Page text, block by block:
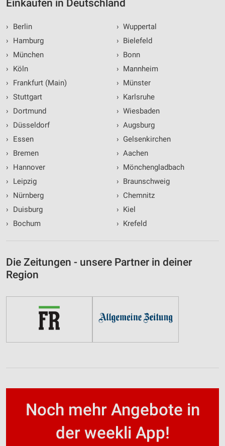
Einkaufen in Deutschland
›
Berlin
›
Hamburg
›
München
›
Köln
›
Frankfurt (Main)
› Stuttgart
›
Dortmund
›
Düsseldorf
›
Essen
›
Bremen
›
Hannover
›
Leipzig
›
Nürnberg
›
Duisburg
›
Bochum
› Wuppertal
› Bielefeld
› Bonn
› Mannheim
› Münster
› Karlsruhe
› Wiesbaden
› Augsburg
› Gelsenkirchen
› Aachen
› Mönchengladbach
› Braunschweig
› Chemnitz
› Kiel
› Krefeld
Die Zeitungen - unsere Partner in deiner
Region
Noch mehr Angebote in
der weekli App!